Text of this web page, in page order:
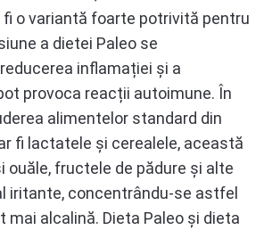
o variantă foarte potrivită pentru
a dietei Paleo se
inflamației și a
provoca reacții autoimune. În
alimentelor standard din
fi lactatele și cerealele, această
ouăle, fructele de pădure și alte
iritante, concentrându-se astfel
mai alcalină. Dieta Paleo și dieta